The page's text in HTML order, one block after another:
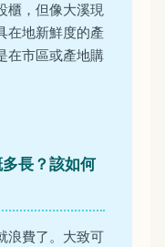
櫃，但像大溪現
在地新鮮度的產
在市區或產地購
長？該如何
浪費了。大致可